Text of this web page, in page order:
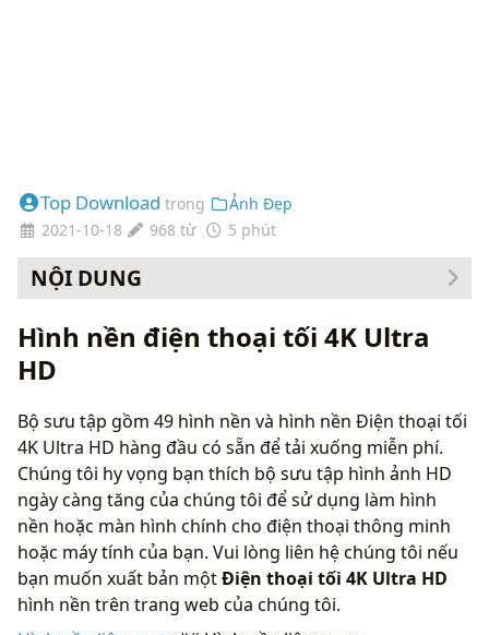
Top Download trong
Ảnh Đẹp
2021-10-18
968 từ 5 phút
NỘI DUNG
Hình nền điện thoại tối 4K Ultra
HD
Bộ sưu tập gồm 49 hình nền và hình nền Điện thoại tối
4K Ultra HD hàng đầu có sẵn để tải xuống miễn phí.
Chúng tôi hy vọng bạn thích bộ sưu tập hình ảnh HD
ngày càng tăng của chúng tôi để sử dụng làm hình
nền hoặc màn hình chính cho điện thoại thông minh
hoặc máy tính của bạn. Vui lòng liên hệ chúng tôi nếu
bạn muốn xuất bản mộtĐiện thoại tối 4K Ultra HD
hình nền trên trang web của chúng tôi.